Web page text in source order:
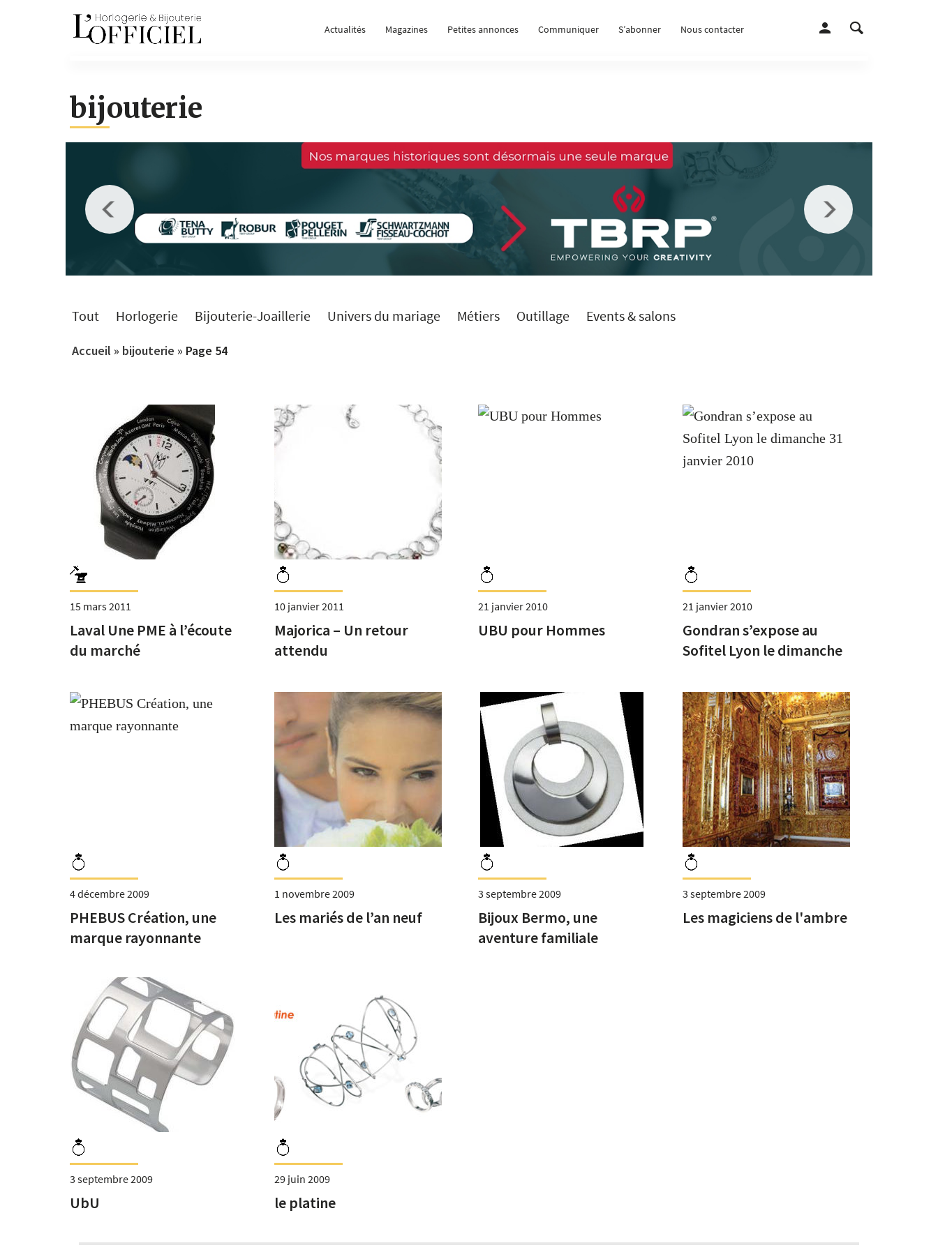
Actualités Magazines Petites annonces Communiquer S’abonner Nous contacter
bijouterie
Tout Horlogerie Bijouterie-Joaillerie Univers du mariage Métiers Outillage Events & salons
Accueil » bijouterie » Page 54
15 mars 2011
Laval Une PME à l’écoute
du marché
10 janvier 2011
Majorica – Un retour
attendu
21 janvier 2010
UBU pour Hommes
21 janvier 2010
Gondran s’expose au
Sofitel Lyon le dimanche
4 décembre 2009
PHEBUS Création, une
marque rayonnante
1 novembre 2009
Les mariés de l’an neuf
3 septembre 2009
Bijoux Bermo, une
aventure familiale
3 septembre 2009
Les magiciens de l'ambre
3 septembre 2009
UbU
29 juin 2009
le platine